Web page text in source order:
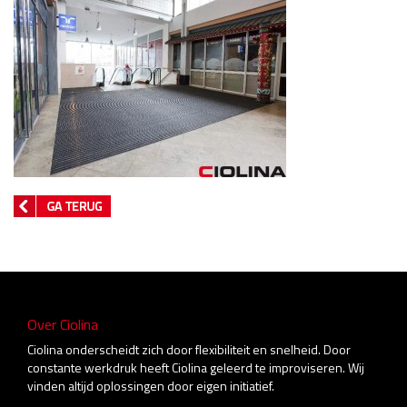
Over Ciolina
Ciolina onderscheidt zich door flexibiliteit en snelheid. Door
constante werkdruk heeft Ciolina geleerd te improviseren. Wij
vinden altijd oplossingen door eigen initiatief.